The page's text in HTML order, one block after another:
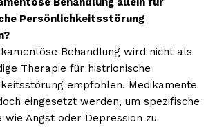
Newsletter
Persönlichkeitsstörung
Behandlung wird nicht als
Therapie für histrionische
empfohlen. Medikamente
eingesetzt werden, um spezifische
wie Angst oder Depression zu